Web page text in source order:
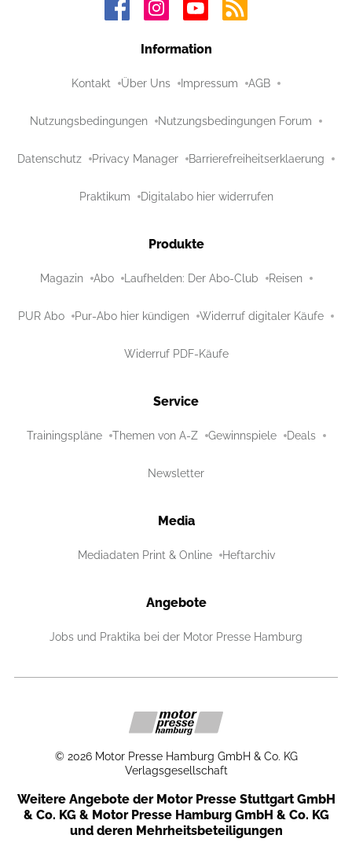
Information
Kontakt Über Uns Impressum AGB
Nutzungsbedingungen Nutzungsbedingungen Forum
Datenschutz Privacy Manager Barrierefreiheitserklaerung
Praktikum Digitalabo hier widerrufen
Produkte
Magazin Abo Laufhelden: Der Abo-Club Reisen
PUR Abo Pur-Abo hier kündigen Widerruf digitaler Käufe
Widerruf PDF-Käufe
Service
Trainingspläne Themen von A-Z Gewinnspiele Deals
Newsletter
Media
Mediadaten Print & Online Heftarchiv
Angebote
Jobs und Praktika bei der Motor Presse Hamburg
© 2026 Motor Presse Hamburg GmbH & Co. KG
Verlagsgesellschaft
Weitere Angebote der Motor Presse Stuttgart GmbH
& Co. KG & Motor Presse Hamburg GmbH & Co. KG
und deren Mehrheitsbeteiligungen